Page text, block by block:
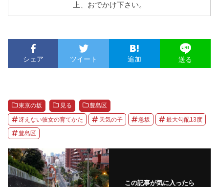
上、おでかけ下さい。
シェア ツイート 追加 送る
東京の坂 見る 豊島区
冴えない彼女の育てかた 天気の子 急坂 最大勾配13度
豊島区
この記事が気に入ったら